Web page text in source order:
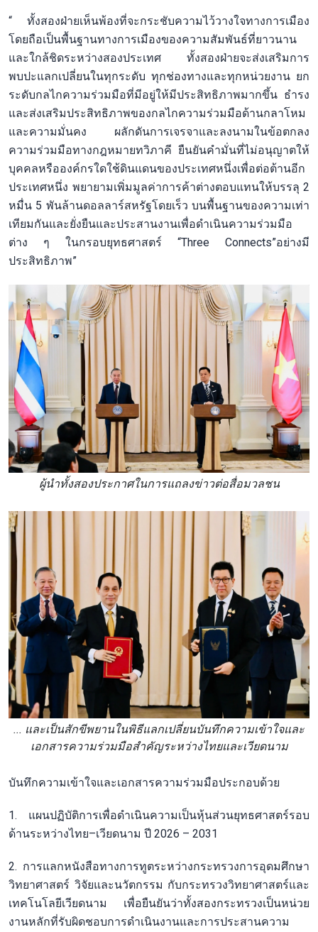
“ ทั้งสองฝ่ายเห็นพ้องที่จะกระชับความไว้วางใจทางการเมือง
โดยถือเป็นพื้นฐานทางการเมืองของความสัมพันธ์ที่ยาวนาน
และใกล้ชิดระหว่างสองประเทศ ทั้งสองฝ่ายจะส่งเสริมการ
พบปะแลกเปลี่ยนในทุกระดับ ทุกช่องทางและทุกหน่วยงาน ยก
ระดับกลไกความร่วมมือที่มีอยู่ให้มีประสิทธิภาพมากขึ้น ธำรง
และส่งเสริมประสิทธิภาพของกลไกความร่วมมือด้านกลาโหม
และความมั่นคง ผลักดันการเจรจาและลงนามในข้อตกลง
ความร่วมมือทางกฎหมายทวิภาคี ยืนยันคำมั่นที่ไม่อนุญาตให้
บุคคลหรือองค์กรใดใช้ดินแดนของประเทศหนึ่งเพื่อต่อต้านอีก
ประเทศหนึ่ง พยายามเพิ่มมูลค่าการค้าต่างตอบแทนให้บรรลุ 2
หมื่น 5 พันล้านดอลลาร์สหรัฐโดยเร็ว บนพื้นฐานของความเท่า
เทียมกันและยั่งยืนและประสานงานเพื่อดำเนินความร่วมมือ
ต่าง ๆ ในกรอบยุทธศาสตร์ “Three Connects”อย่างมี
ประสิทธิภาพ”
ผู้นำทั้งสองประกาศในการแถลงข่าวต่อสื่อมวลชน
... และเป็นสักขีพยานในพิธีแลกเปลี่ยนบันทึกความเข้าใจและ
เอกสารความร่วมมือสำคัญระหว่างไทยและเวียดนาม
บันทึกความเข้าใจและเอกสารความร่วมมือประกอบด้วย
1. แผนปฏิบัติการเพื่อดำเนินความเป็นหุ้นส่วนยุทธศาสตร์รอบ
ด้านระหว่างไทย–เวียดนาม ปี 2026 – 2031
2. การแลกหนังสือทางการทูตระหว่างกระทรวงการอุดมศึกษา
วิทยาศาสตร์ วิจัยและนวัตกรรม กับกระทรวงวิทยาศาสตร์และ
เทคโนโลยีเวียดนาม เพื่อยืนยันว่าทั้งสองกระทรวงเป็นหน่วย
งานหลักที่รับผิดชอบการดำเนินงานและการประสานความ